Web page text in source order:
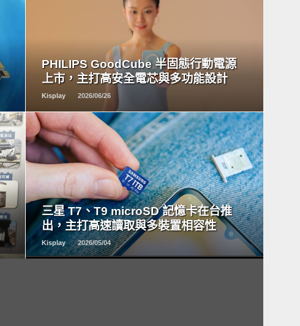
PHILIPS GoodCube 半固態行動電源
上市，主打高安全電芯與多功能設計
Kisplay 2026/06/26
READ
MORE
三星 T7、T9 microSD 記憶卡在台推
出，主打高速讀取與多裝置相容性
Kisplay 2026/05/04
READ
MORE